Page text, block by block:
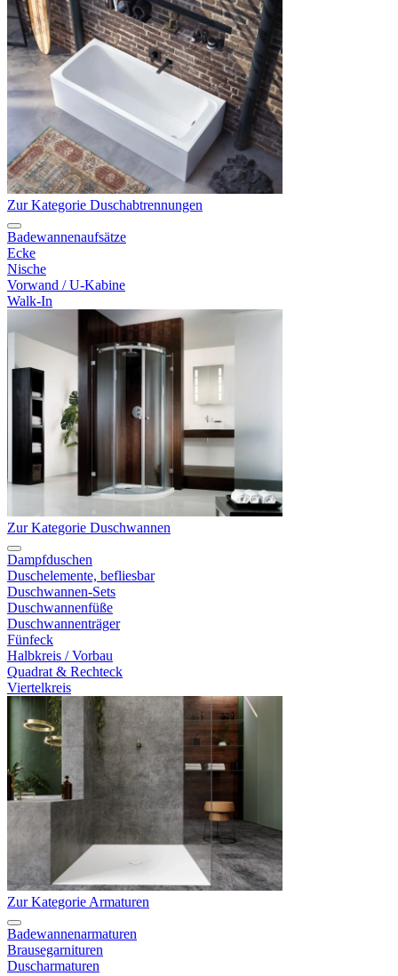
Zur Kategorie Duschabtrennungen
Badewannenaufsätze
Ecke
Nische
Vorwand / U-Kabine
Walk-In
Zur Kategorie Duschwannen
Dampfduschen
Duschelemente, befliesbar
Duschwannen-Sets
Duschwannenfüße
Duschwannenträger
Fünfeck
Halbkreis / Vorbau
Quadrat & Rechteck
Viertelkreis
Zur Kategorie Armaturen
Badewannenarmaturen
Brausegarnituren
Duscharmaturen